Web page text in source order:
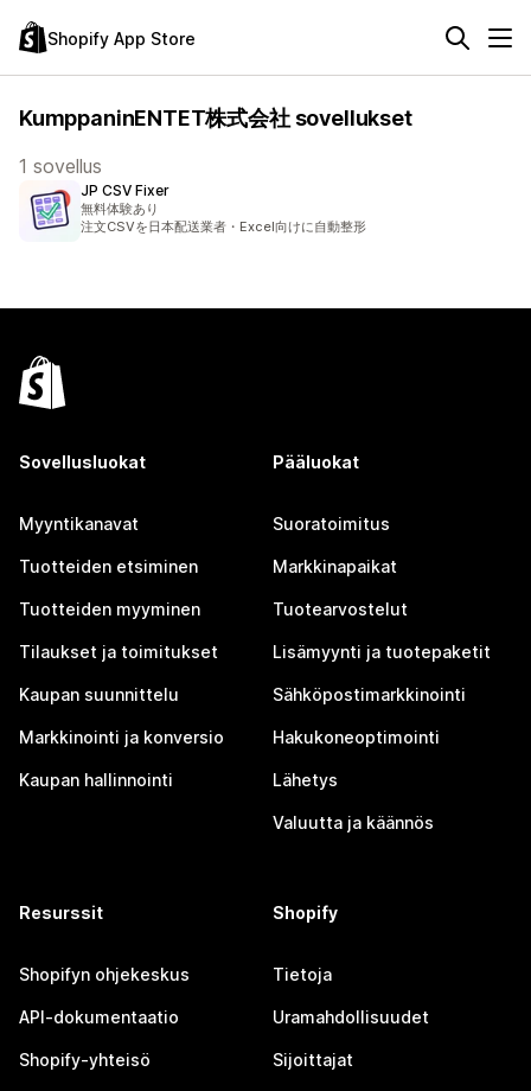
Shopify App Store
KumppaninENTET株式会社 sovellukset
1 sovellus
JP CSV Fixer
無料体験あり
注文CSVを日本配送業者・Excel向けに自動整形
Sovellusluokat
Myyntikanavat
Tuotteiden etsiminen
Tuotteiden myyminen
Tilaukset ja toimitukset
Kaupan suunnittelu
Markkinointi ja konversio
Kaupan hallinnointi
Pääluokat
Suoratoimitus
Markkinapaikat
Tuotearvostelut
Lisämyynti ja tuotepaketit
Sähköpostimarkkinointi
Hakukoneoptimointi
Lähetys
Valuutta ja käännös
Resurssit
Shopifyn ohjekeskus
API-dokumentaatio
Shopify-yhteisö
Shopify
Tietoja
Uramahdollisuudet
Sijoittajat